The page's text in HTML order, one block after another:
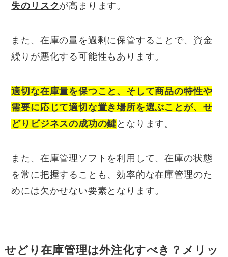
失のリスクが高まります。
また、在庫の量を過剰に保管することで、資金
繰りが悪化する可能性もあります。
適切な在庫量を保つこと、そして商品の特性や
需要に応じて適切な置き場所を選ぶことが、せ
どりビジネスの成功の鍵 となります。
また、在庫管理ソフトを利用して、在庫の状態
を常に把握することも、効率的な在庫管理のた
めには欠かせない要素となります。
せどり在庫管理は外注化すべき？メリッ